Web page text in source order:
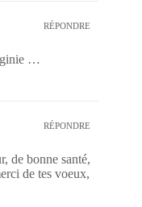
RÉPONDRE
…
RÉPONDRE
de bonne santé,
de tes voeux,